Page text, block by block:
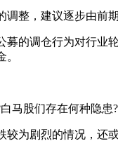
，建议逐步由前
调仓行为对行业
股们存在何种隐患
剧烈的情况，还